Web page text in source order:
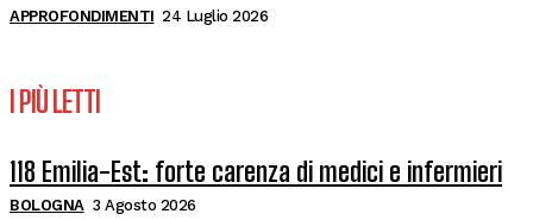
APPROFONDIMENTI 24 Luglio 2026
I PIÙ LETTI
118 Emilia-Est: forte carenza di medici e infermieri
BOLOGNA 3 Agosto 2026